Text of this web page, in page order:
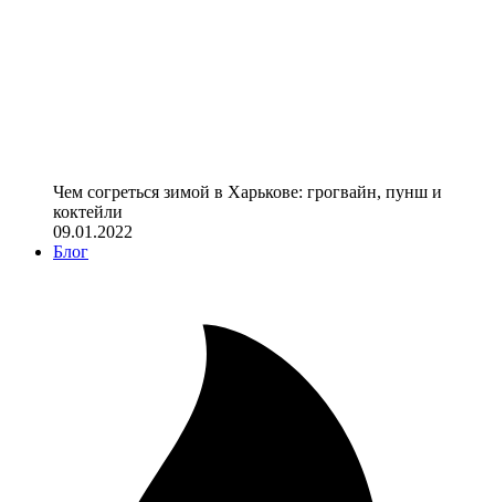
Чем согреться зимой в Харькове: грогвайн, пунш и
коктейли
09.01.2022
Блог